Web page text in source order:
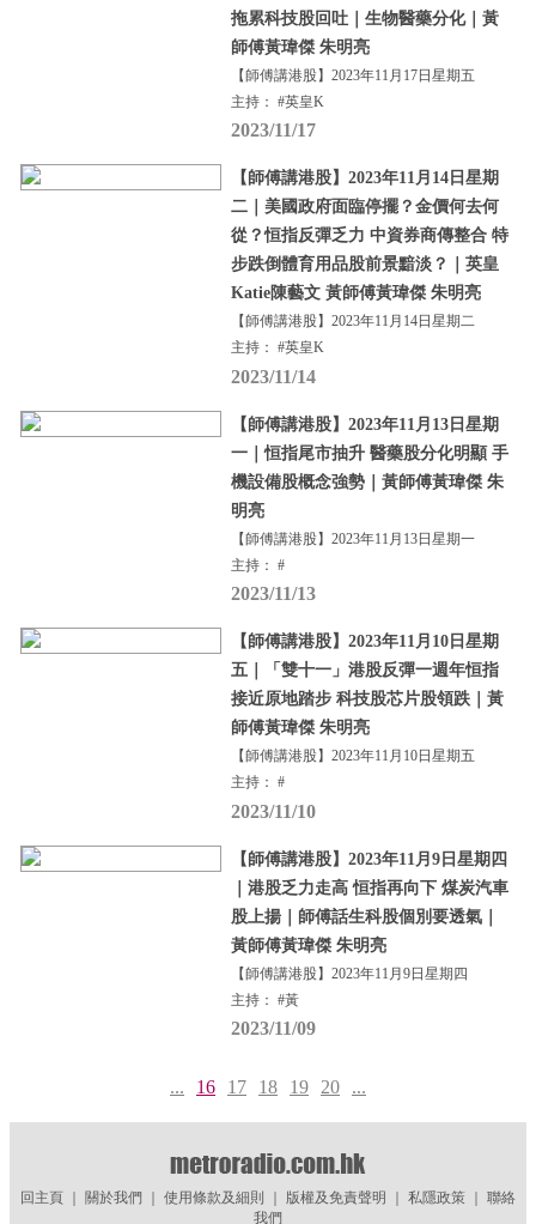
拖累科技股回吐｜生物醫藥分化｜黃
師傅黃瑋傑 朱明亮
【師傅講港股】2023年11月17日星期五
主持： #英皇K
2023/11/17
【師傅講港股】2023年11月14日星期
二｜美國政府面臨停擺？金價何去何
從？恒指反彈乏力 中資券商傳整合 特
步跌倒體育用品股前景黯淡？｜英皇
Katie陳藝文 黃師傅黃瑋傑 朱明亮
【師傅講港股】2023年11月14日星期二
主持： #英皇K
2023/11/14
【師傅講港股】2023年11月13日星期
一｜恒指尾市抽升 醫藥股分化明顯 手
機設備股概念強勢｜黃師傅黃瑋傑 朱
明亮
【師傅講港股】2023年11月13日星期一
主持： #
2023/11/13
【師傅講港股】2023年11月10日星期
五｜「雙十一」港股反彈一週年恒指
接近原地踏步 科技股芯片股領跌｜黃
師傅黃瑋傑 朱明亮
【師傅講港股】2023年11月10日星期五
主持： #
2023/11/10
【師傅講港股】2023年11月9日星期四
｜港股乏力走高 恒指再向下 煤炭汽車
股上揚｜師傅話生科股個別要透氣｜
黃師傅黃瑋傑 朱明亮
【師傅講港股】2023年11月9日星期四
主持： #黃
2023/11/09
... 16 17 18 19 20 ...
回主頁｜ 關於我們 使用條款及細則 版權及免責聲明 私隱政策｜ 聯絡
我們